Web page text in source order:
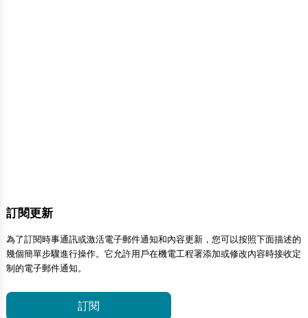
訂閱更新
為了訂閱時事通訊或激活電子郵件通知和內容更新，您可以按照下面描述的
幾個簡單步驟進行操作。它允許用戶在機電工程署添加或修改內容時接收定
制的電子郵件通知。
訂閱